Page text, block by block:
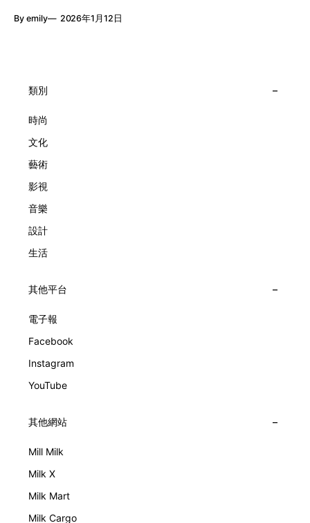
精湛的製錶技術與敘事美學為核心，讓每一枚腕錶都超越單純
報時的功能，而是把稍縱即逝的瞬間凝結成可以反覆閱讀的畫
子，以及訴說時間的珠寶。每個主題展區都有精美的佈置回應
詩篇」展覽，邀請大家走進由愛情故事、詩意星象、迷人自然
大主題展區，彰顯世家的核心價值。2010年，Van Cleef &
級鐘錶大賞（Grand Prix d'Horlogerie de Genève）中獲獎的
擁而吻。雙逆跳機芯精準驅動這場機械浪漫，讓時間不再是抽
象概念，而是心跳的律動。 故事並未完結，2025年推出的
Lady Arpels Bal des Amoureux
By emily 2026年1月12日
類別
時尚
文化
藝術
影視
音樂
設計
生活
其他平台
電子報
Facebook
Instagram
YouTube
其他網站
Mill Milk
Milk X
Milk Mart
Milk Cargo